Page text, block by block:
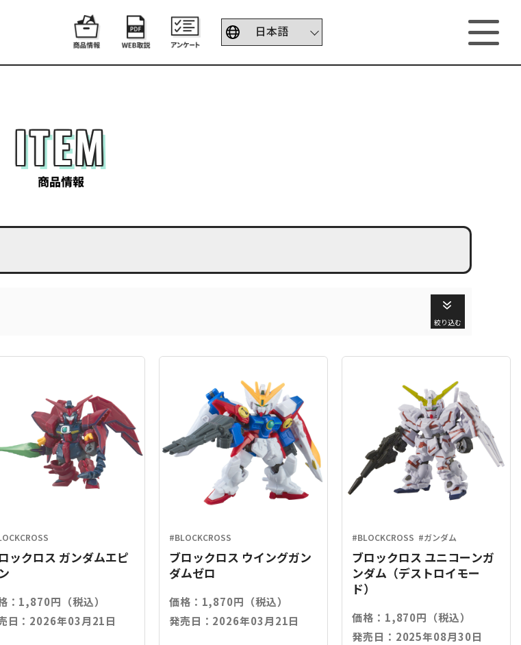
ITEM
商品情報
絞り込む
ックロス ガンダムエピ
：1,870円（税込）
日：2026年03月21日
#BLOCKCROSS
ブロックロス ウイングガン
ダムゼロ
価格：1,870円（税込）
発売日：2026年03月21日
#BLOCKCROSS #ガンダム
ブロックロス ユニコーンガ
ンダム（デストロイモー
ド）
価格：1,870円（税込）
発売日：2025年08月30日